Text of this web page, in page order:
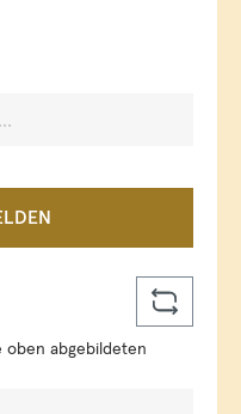
oben abgebildeten